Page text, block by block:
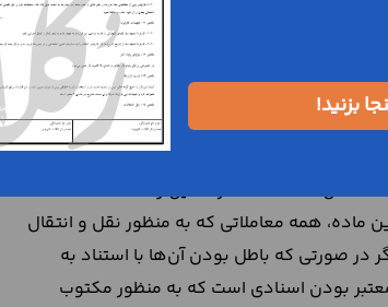
قابل استناد است. بنابراین مبایعه نامه یا
هستند که دارای مهر، امضا یا اثر انگشت
به اصالت الصحت
اصالت الصحت یکی از قواعد فقه امامیه به شمار می‌آید که در قانون مدنی نیز منعکس شده است. در همین راستا، ماده 223
ماده، همه معاملاتی که به منظور نقل و انتقال
صورتی که باطل بودن آن‌ها با استناد به
بودن اسنادی است که به منظور مکتوب
بزنید!